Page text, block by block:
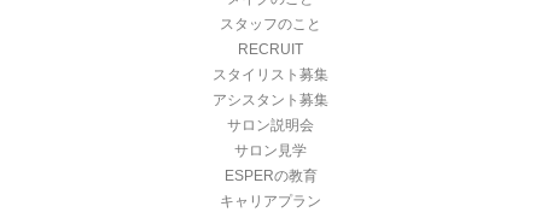
スタッフのこと
RECRUIT
スタイリスト募集
アシスタント募集
サロン説明会
サロン見学
ESPERの教育
キャリアプラン